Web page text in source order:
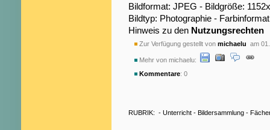
Bildformat: JPEG - Bildgröße:
Bildtyp: Photographie -
Hinweis zu den Nutzungsrechten
Zur Verfügung gestellt von michaelu am
Mehr von michaelu:
Kommentare: 0
RUBRIK: - Unterricht - Bildersammlung -